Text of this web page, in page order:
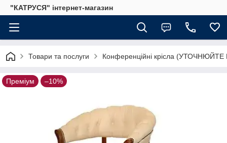
"КАТРУСЯ" інтернет-магазин
Товари та послуги Конференційні крісла
Преміум –10%